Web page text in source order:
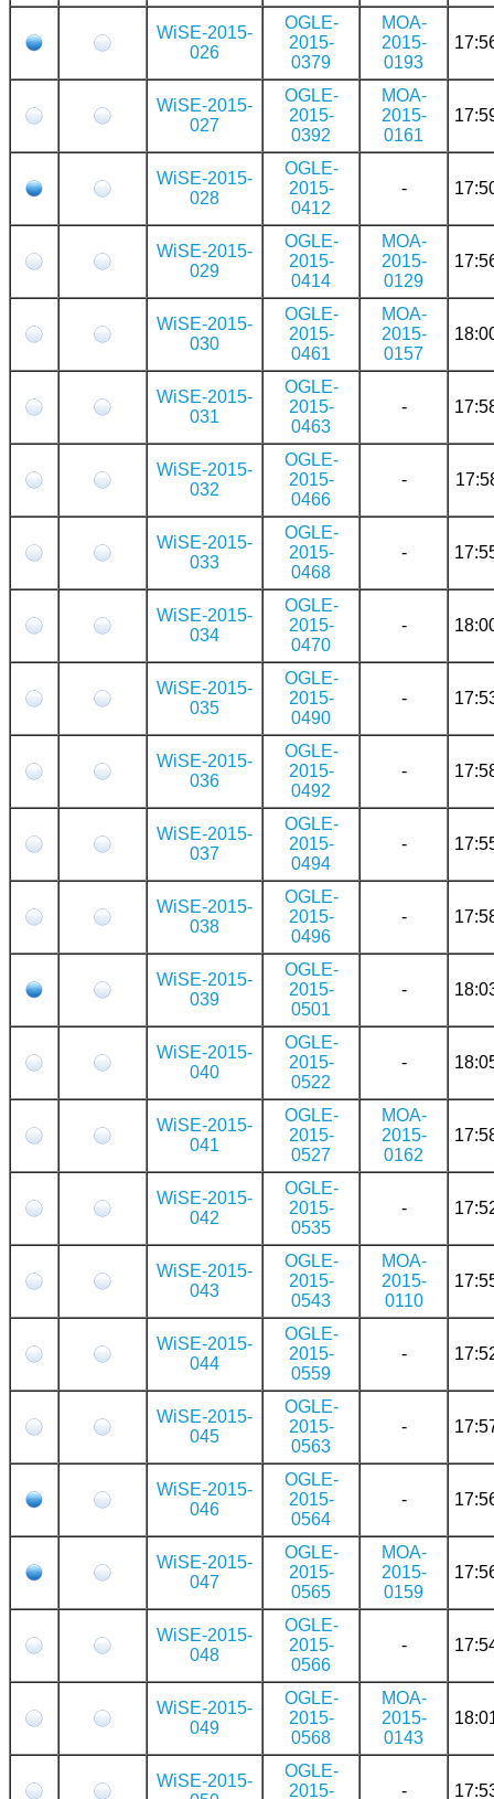
WiSE-2015-
026
OGLE-
2015-
0379
MOA-
2015-
0193
WiSE-2015-
027
OGLE-
2015-
0392
MOA-
2015-
0161
WiSE-2015-
028
OGLE-
2015-
0412
-
WiSE-2015-
029
OGLE-
2015-
0414
MOA-
2015-
0129
WiSE-2015-
030
OGLE-
2015-
0461
MOA-
2015-
0157
WiSE-2015-
031
OGLE-
2015-
0463
-
WiSE-2015-
032
OGLE-
2015-
0466
-
WiSE-2015-
033
OGLE-
2015-
0468
-
WiSE-2015-
034
OGLE-
2015-
0470
-
WiSE-2015-
035
OGLE-
2015-
0490
-
WiSE-2015-
036
OGLE-
2015-
0492
-
WiSE-2015-
037
OGLE-
2015-
0494
-
WiSE-2015-
038
OGLE-
2015-
0496
-
WiSE-2015-
039
OGLE-
2015-
0501
-
WiSE-2015-
040
OGLE-
2015-
0522
-
WiSE-2015-
041
OGLE-
2015-
0527
MOA-
2015-
0162
WiSE-2015-
042
OGLE-
2015-
0535
-
WiSE-2015-
043
OGLE-
2015-
0543
MOA-
2015-
0110
WiSE-2015-
044
OGLE-
2015-
0559
-
WiSE-2015-
045
OGLE-
2015-
0563
-
WiSE-2015-
046
OGLE-
2015-
0564
-
WiSE-2015-
047
OGLE-
2015-
0565
MOA-
2015-
0159
WiSE-2015-
048
OGLE-
2015-
0566
-
WiSE-2015-
049
OGLE-
2015-
0568
MOA-
2015-
0143
WiSE-2015-
OGLE-
2015-
-